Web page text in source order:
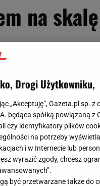
na
Drogi Użytkowniku,
„Akceptuję”, Gazeta.pl sp.
będąca spółką powiązaną
czy identyfikatory plików
na potrzeby
i w Internecie lub
wyrazić zgody, chcesz
być przetwarzane także